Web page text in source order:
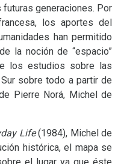
generaciones. Por
los aportes del
han permitido
la noción de “espacio”
los estudios sobre las
sobre todo a partir de
Pierre Norá, Michel de
Life(1984), Michel de
histórica, el mapa se